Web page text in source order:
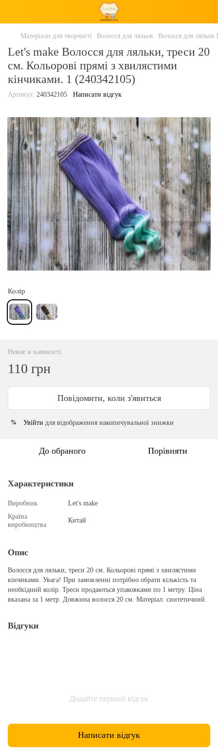
Матеріали для творчості Волосся для ляльок Волосся для ляльок
Let's make Волосся для ляльки, треси 20
см. Кольорові прямі з хвилястими
кінчиками. 1 (240342105)
Артикул: 240342105 Написати відгук
Колір
Немає в наявності
110 грн
Повідомити, коли з'явиться
% Увійти для відображення накопичувальної знижки
До обраного Порівняти
Характеристики
Виробник
Let's make
Країна
виробництва
Китай
Опис
Волосся для ляльки, треси 20 см. Кольорові прямі з хвилястими
кінчиками. Увага! При замовленні потрібно обрати кількість та
необхідний колір. Треси продаються упаковками по 1 метру. Ціна
вказана за 1 метр. Довжина волосся 20 см. Матеріал: синтетичний.
Відгуки
Додайте перший відгук
Написати відгук